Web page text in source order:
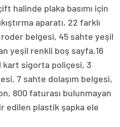
halinde plaka basımı için
aparatı, 22 farklı
belgesi, 45 sahte yeşil
yeşil renkli boş sayfa,16
kart sigorta poliçesi, 3
7 sahte dolaşım belgesi,
800 faturası bulunmayan
edilen plastik şapka ele